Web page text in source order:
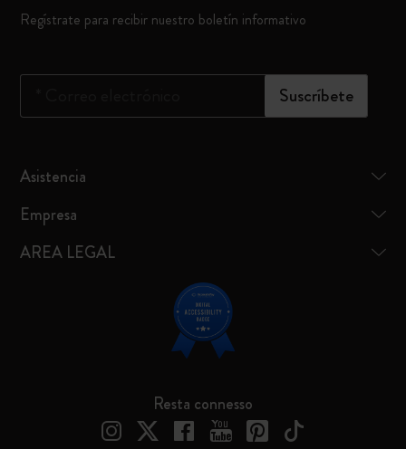
Regístrate para recibir nuestro boletín informativo
Suscríbete
Asistencia
Empresa
AREA LEGAL
Resta connesso